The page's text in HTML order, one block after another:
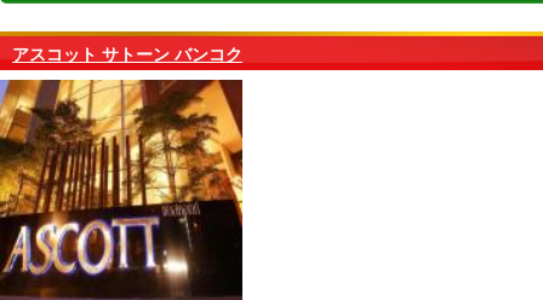
アスコット サトーン バンコク